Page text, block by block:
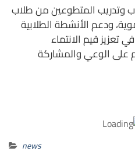
وتدريب المتطوعين من طلاب
ودعم الأنشطة الطلابية
تعزيز قيم الانتماء
على الوعي والمشاركة
news